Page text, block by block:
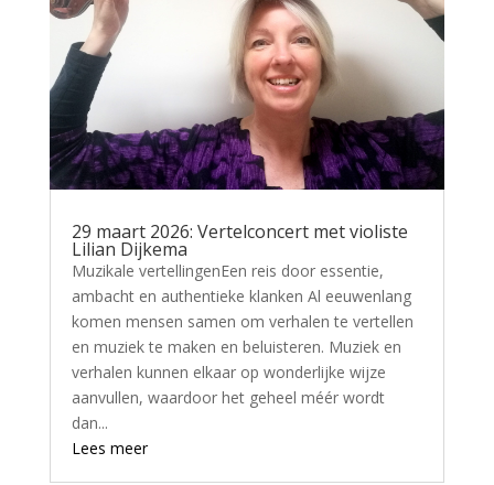
29 maart 2026: Vertelconcert met violiste
Lilian Dijkema
Muzikale vertellingenEen reis door essentie,
ambacht en authentieke klanken Al eeuwenlang
komen mensen samen om verhalen te vertellen
en muziek te maken en beluisteren. Muziek en
verhalen kunnen elkaar op wonderlijke wijze
aanvullen, waardoor het geheel méér wordt
dan...
Lees meer